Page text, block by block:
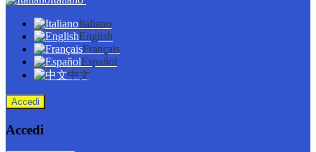
Italiano
English
Français
Español
中文
Accedi
Accedi